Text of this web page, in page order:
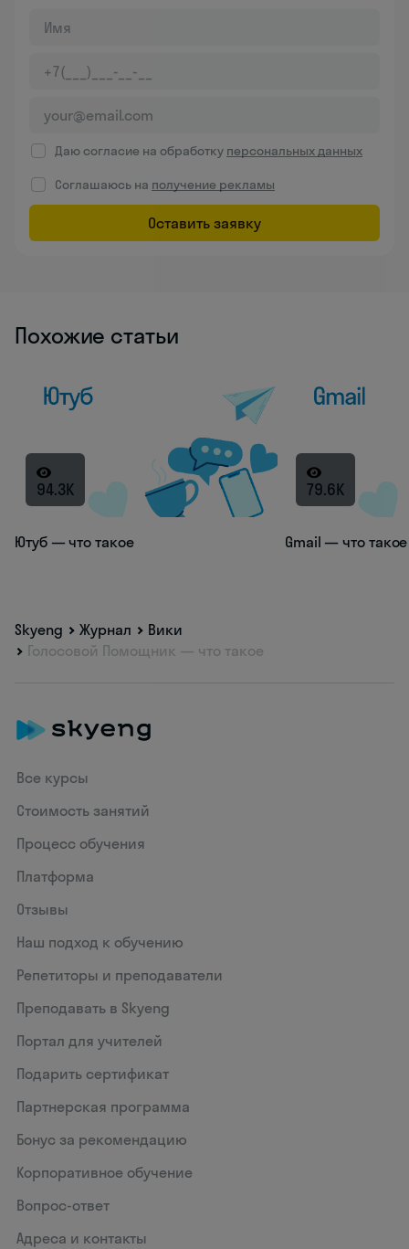
Даю согласие на обработку персональных данных
Соглашаюсь на получение рекламы
Оставить заявку
Похожие статьи
94.3K
Ютуб — что такое
79.6K
Gmail — что такое
Skyeng Журнал
Вики
Голосовой Помощник — что такое
Все курсы
Стоимость занятий
Процесс обучения
Платформа
Отзывы
Наш подход к обучению
Репетиторы и преподаватели
Преподавать в Skyeng
Портал для учителей
Подарить сертификат
Партнерская программа
Бонус за рекомендацию
Корпоративное обучение
Вопрос-ответ
Адреса и контакты